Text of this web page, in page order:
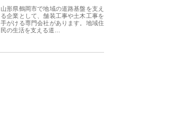
山形県鶴岡市で地域の道路基盤を支え
る企業として、舗装工事や土木工事を
手がける専門会社があります。地域住
民の生活を支える道…